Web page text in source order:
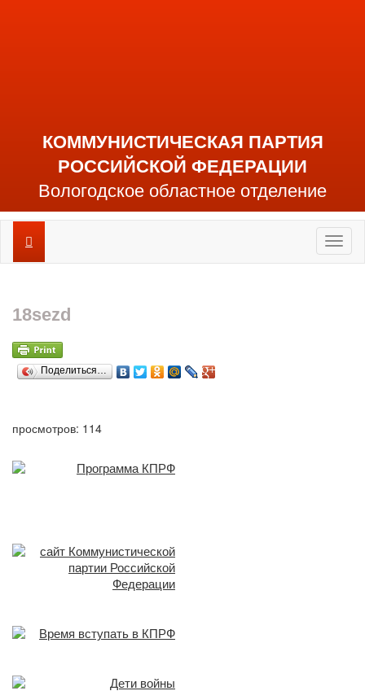
КОММУНИСТИЧЕСКАЯ ПАРТИЯ
РОССИЙСКОЙ ФЕДЕРАЦИИ
Вологодское областное отделение
18sezd
Поделиться…
просмотров: 114